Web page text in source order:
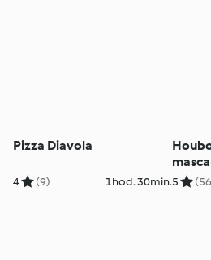
Pizza Diavola
4 (9) 1hod. 30min.5